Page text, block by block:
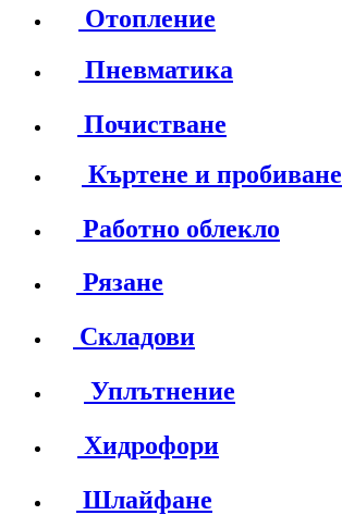
Отопление
Пневматика
Почистване
Къртене и пробиване
Работно облекло
Рязане
Складови
Уплътнение
Хидрофори
Шлайфане